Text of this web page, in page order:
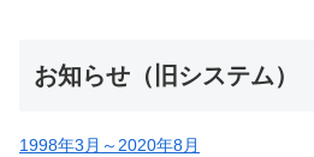
お知らせ（旧システム）
1998年3月～2020年8月